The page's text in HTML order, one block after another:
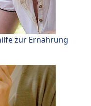
zur Ernährung